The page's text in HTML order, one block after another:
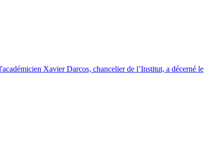
Xavier Darcos, chancelier de l’Institut, a décerné le